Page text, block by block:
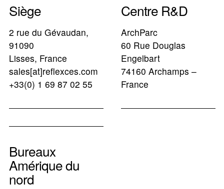
Siège
2 rue du Gévaudan,
91090
Lisses, France
sales[at]reflexces.com
+33(0) 1 69 87 02 55
Centre R&D
ArchParc
60 Rue Douglas
Engelbart
74160 Archamps –
France
Bureaux
Amérique du
nord